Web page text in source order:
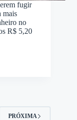
fugir
mais
no
R$ 5,20
PRÓXIMA